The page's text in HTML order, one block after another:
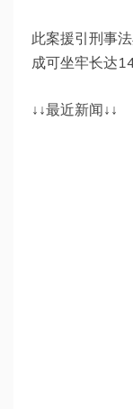
此案援引刑事
成可坐牢长达
↓↓最近新闻↓↓